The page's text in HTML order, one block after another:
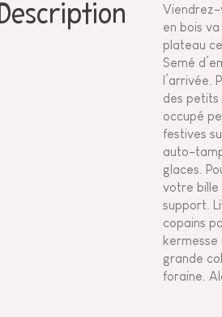
Description
Viendrez-
en bois
plateau
Semé
l’arrivée.
des petits
occupé
festives
auto-
glaces.
votre bille
support.
copains
grande
foraine.